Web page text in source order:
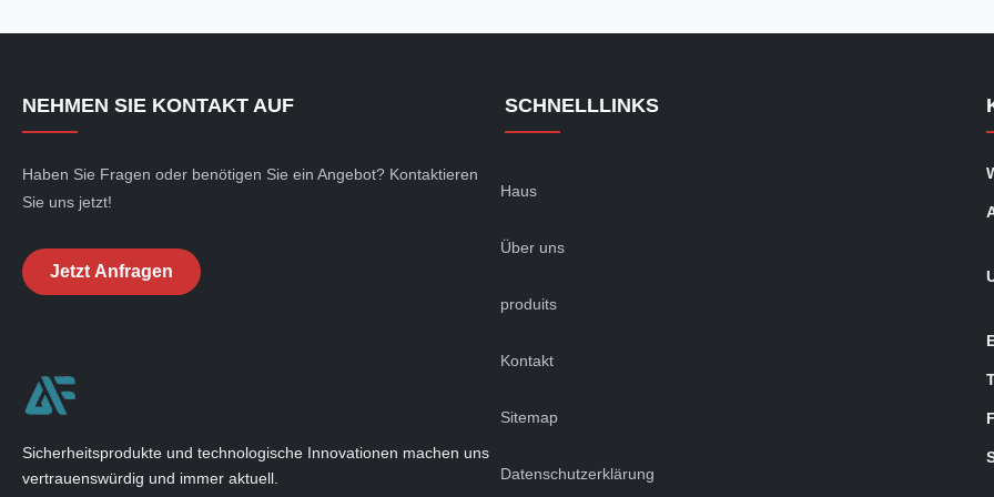
NEHMEN SIE KONTAKT AUF
Haben Sie Fragen oder benötigen Sie ein Angebot? Kontaktieren
Sie uns jetzt!
Jetzt Anfragen
Sicherheitsprodukte und technologische Innovationen machen uns
vertrauenswürdig und immer aktuell.
SCHNELLLINKS
Haus
Über uns
produits
Kontakt
Sitemap
Datenschutzerklärung